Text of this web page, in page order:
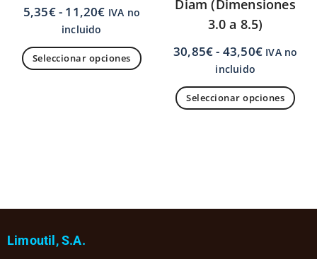
5,35€- 11,20€ IVA no
incluido
Seleccionar opciones
Diam (Dimensiones
3.0 a 8.5)
30,85€- 43,50€ IVA no
incluido
Seleccionar opciones
Limoutil, S.A.